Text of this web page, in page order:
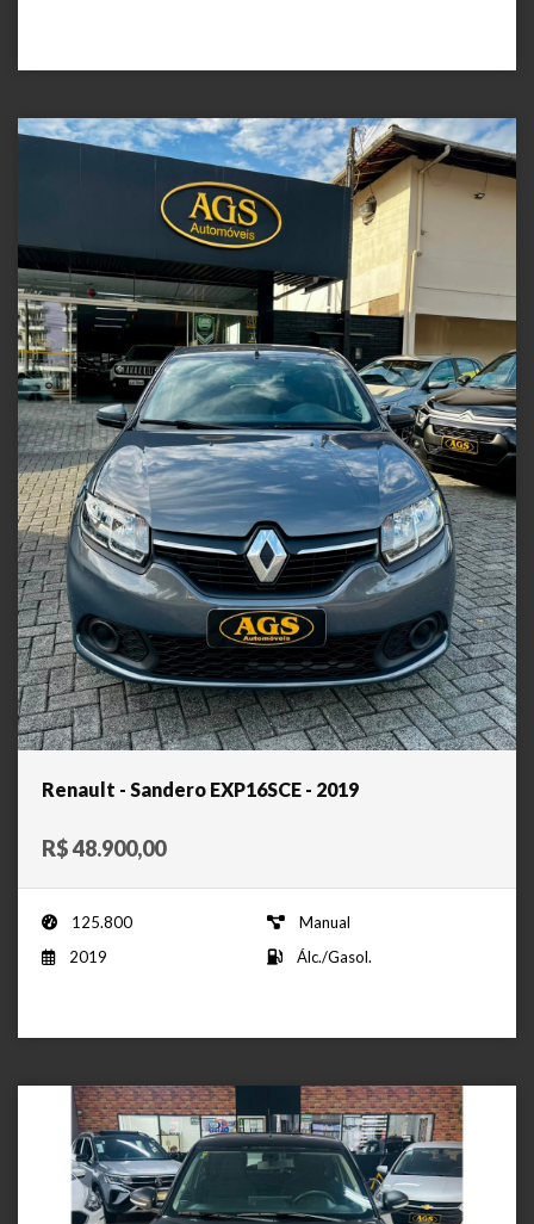
Renault - Sandero EXP16SCE - 2019
R$ 48.900,00
125.800
Manual
2019
Álc./Gasol.